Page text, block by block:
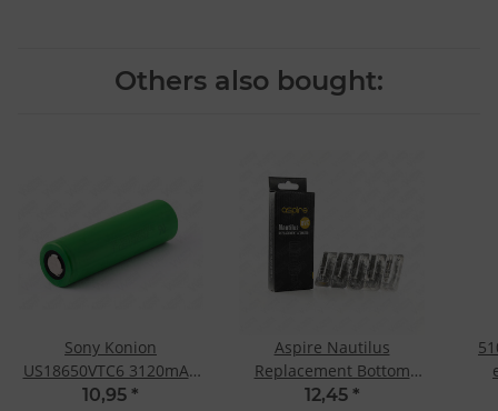
Others also bought:
Sony Konion
US18650VTC6 3120mAh
30A
10,95 *
Aspire Nautilus
Replacement Bottom
Vertical Coil 1.8 Ohm
12,45 *